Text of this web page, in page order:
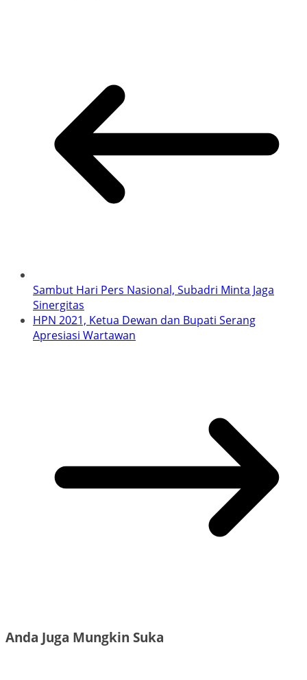
Sambut Hari Pers Nasional, Subadri Minta Jaga
Sinergitas
HPN 2021, Ketua Dewan dan Bupati Serang
Apresiasi Wartawan
Anda Juga Mungkin Suka